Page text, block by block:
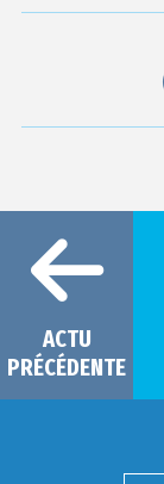
ACTU
PRÉCÉDENTE